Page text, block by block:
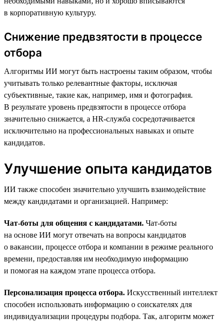
в корпоративную культуру.
Снижение предвзятости в процессе
отбора
Алгоритмы ИИ могут быть настроены таким образом, чтобы
учитывать только релевантные факторы, исключая
субъективные, такие как, например, имя и фотография.
В результате уровень предвзятости в процессе отбора
значительно снижается, а HR-служба сосредотачивается
исключительно на профессиональных навыках и опыте
кандидатов.
Улучшение опыта кандидатов
ИИ также способен значительно улучшить взаимодействие
между кандидатами и организацией. Например:
Чат-боты для общения с кандидатами. Чат-боты
на основе ИИ могут отвечать на вопросы кандидатов
о вакансии, процессе отбора и компании в режиме реального
времени, предоставляя им необходимую информацию
и помогая на каждом этапе процесса отбора.
Персонализация процесса отбора. Искусственный интеллект
способен использовать информацию о соискателях для
индивидуализации процедуры подбора. Так, алгоритм может